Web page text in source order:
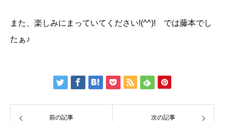
また、楽しみにまっていてください!(^^)! では藤本でし
たぁ♪
前の記事 次の記事